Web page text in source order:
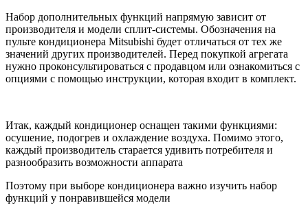
Набор дополнительных функций напрямую зависит от
производителя и модели сплит-системы. Обозначения на
пульте кондиционера Mitsubishi будет отличаться от тех же
значений других производителей. Перед покупкой агрегата
нужно проконсультироваться с продавцом или ознакомиться с
опциями с помощью инструкции, которая входит в комплект.
Итак, каждый кондиционер оснащен такими функциями:
осушение, подогрев и охлаждение воздуха. Помимо этого,
каждый производитель старается удивить потребителя и
разнообразить возможности аппарата
Поэтому при выборе кондиционера важно изучить набор
функций у понравившейся модели